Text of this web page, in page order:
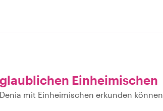
Einheimischen
mit Einheimischen erkunden können